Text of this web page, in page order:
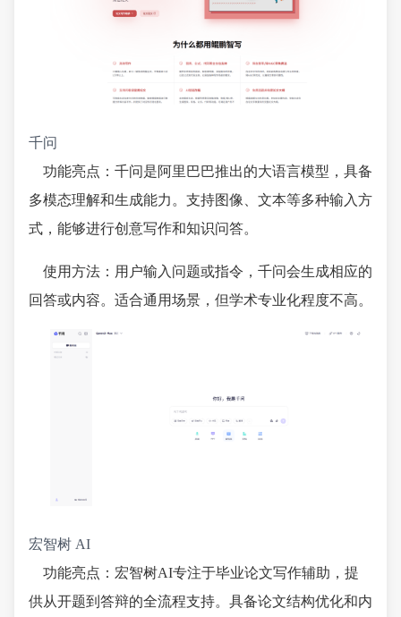
千问
功能亮点：千问是阿里巴巴推出的大语言模型，具备
多模态理解和生成能力。支持图像、文本等多种输入方
式，能够进行创意写作和知识问答。
使用方法：用户输入问题或指令，千问会生成相应的
回答或内容。适合通用场景，但学术专业化程度不高。
宏智树 AI
功能亮点：宏智树AI专注于毕业论文写作辅助，提
供从开题到答辩的全流程支持。具备论文结构优化和内